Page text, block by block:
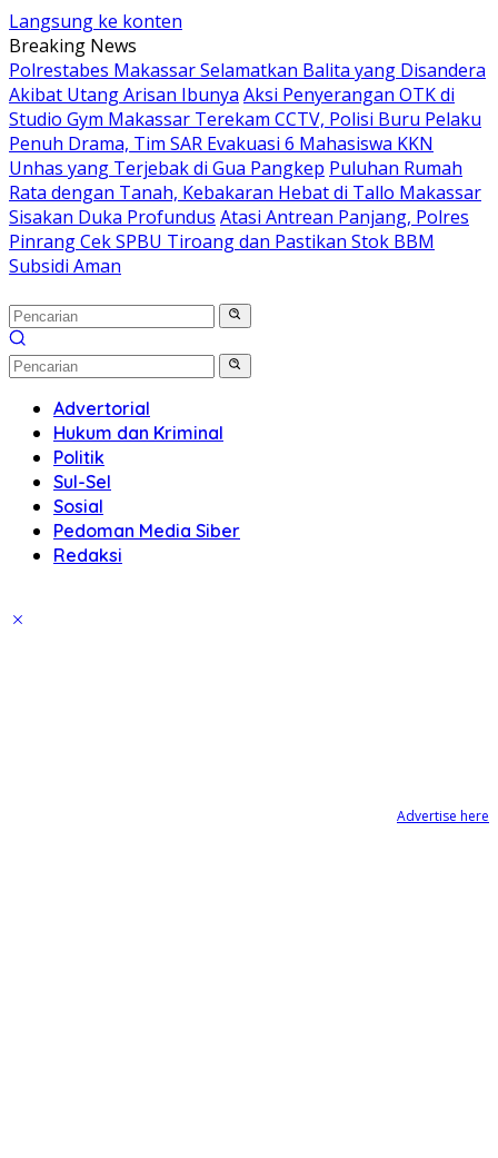
Langsung ke konten
Breaking News
Polrestabes Makassar Selamatkan Balita yang Disandera
Akibat Utang Arisan Ibunya Aksi Penyerangan OTK di
Studio Gym Makassar Terekam CCTV, Polisi Buru Pelaku
Penuh Drama, Tim SAR Evakuasi 6 Mahasiswa KKN
Unhas yang Terjebak di Gua Pangkep Puluhan Rumah
Rata dengan Tanah, Kebakaran Hebat di Tallo Makassar
Sisakan Duka Profundus Atasi Antrean Panjang, Polres
Pinrang Cek SPBU Tiroang dan Pastikan Stok BBM
Subsidi Aman
Advertorial
Hukum dan Kriminal
Politik
Sul-Sel
Sosial
Pedoman Media Siber
Redaksi
Advertise here